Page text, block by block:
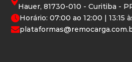
Hauer, 81730-010 - Curitiba -
Horário: 07:00 ao 12:00 | 13:15